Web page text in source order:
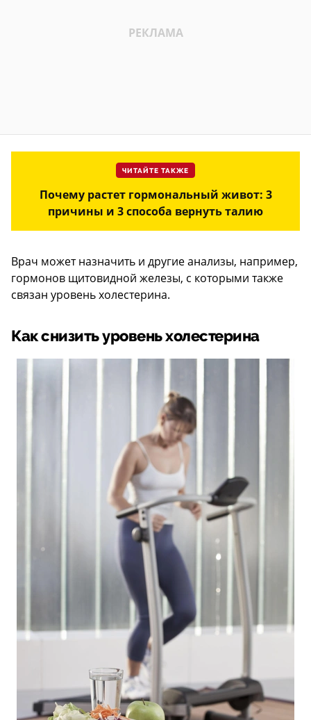
ЧИТАЙТЕ ТАКЖЕ
Почему растет гормональный живот: 3
причины и 3 способа вернуть талию
Врач может назначить и другие анализы, например,
гормонов щитовидной железы, с которыми также
связан уровень холестерина.
Как снизить уровень холестерина